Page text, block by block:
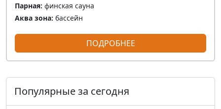
Парная: финская сауна
Аква зона: бассейн
ПОДРОБНЕЕ
Популярные за сегодня